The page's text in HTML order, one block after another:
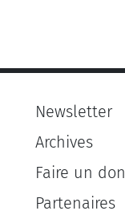
Newsletter
Archives
Faire un don
Partenaires